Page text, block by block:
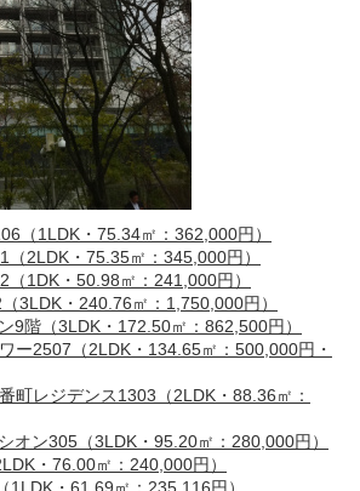
（1LDK・75.34㎡：362,000円）
2LDK・75.35㎡：345,000円）
1DK・50.98㎡：241,000円）
3LDK・240.76㎡：1,750,000円）
9階（3LDK・172.50㎡：862,500円）
ー2507（2LDK・134.65㎡：500,000円・
町レジデンス1303（2LDK・88.36㎡：
オン305（3LDK・95.20㎡：280,000円）
・76.00㎡：240,000円）